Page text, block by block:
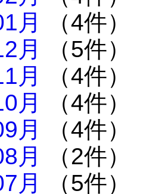
月
（4件）
月
（5件）
月
（4件）
月
（4件）
月
（4件）
月
（2件）
月
（5件）